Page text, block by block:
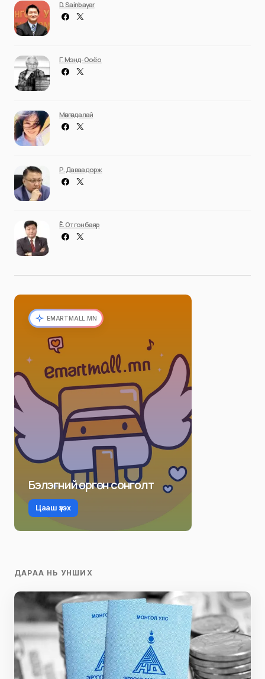
D. Sainbayar
Г. Мэнд-Ооёо
Мөнгөндалай
Р. Даваадорж
Ё. Отгонбаяр
EMARTMALL.MN
Бэлэгний өргөн сонголт
Цааш үзэх
ДАРАА НЬ УНШИХ